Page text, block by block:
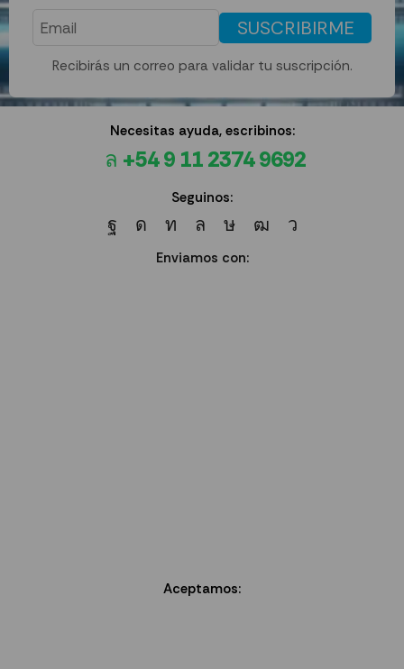
SUSCRIBIRME
Recibirás un correo para validar tu suscripción.
Necesitas ayuda, escribinos:
+54 9 11 2374 9692
Seguinos:
Enviamos con:
Aceptamos: